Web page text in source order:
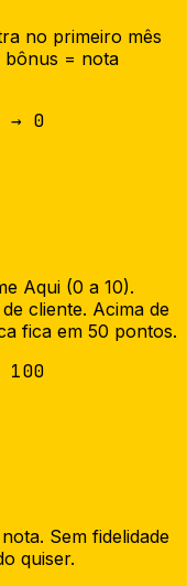
no primeiro mês
bônus = nota
→ 0
Aqui (0 a 10).
cliente. Acima de
fica em 50 pontos.
Sem fidelidade
quiser.